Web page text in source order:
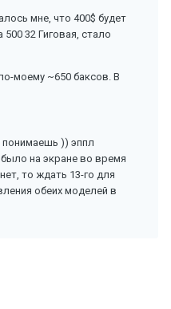
мне, что 400$ будет
32 Гиговая, стало
моему ~650 баксов. В
понимаешь )) эппл
на экране во время
то ждать 13-го для
обеих моделей в